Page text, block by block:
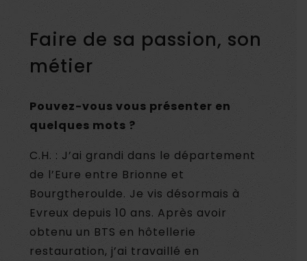
Faire de sa passion, son
métier
Pouvez-vous vous présenter en
quelques mots ?
C.H. : J’ai grandi dans le département
de l’Eure entre Brionne et
Bourgtheroulde. Je vis désormais à
Evreux depuis 10 ans. Après avoir
obtenu un BTS en hôtellerie
restauration, j’ai travaillé en